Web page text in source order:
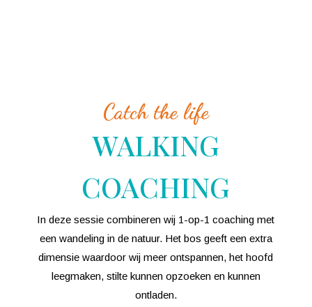
Catch the life
WALKING
COACHING
In deze sessie combineren wij 1-op-1 coaching met
een wandeling in de natuur. Het bos geeft een extra
dimensie waardoor wij meer ontspannen, het hoofd
leegmaken, stilte kunnen opzoeken en kunnen
ontladen.